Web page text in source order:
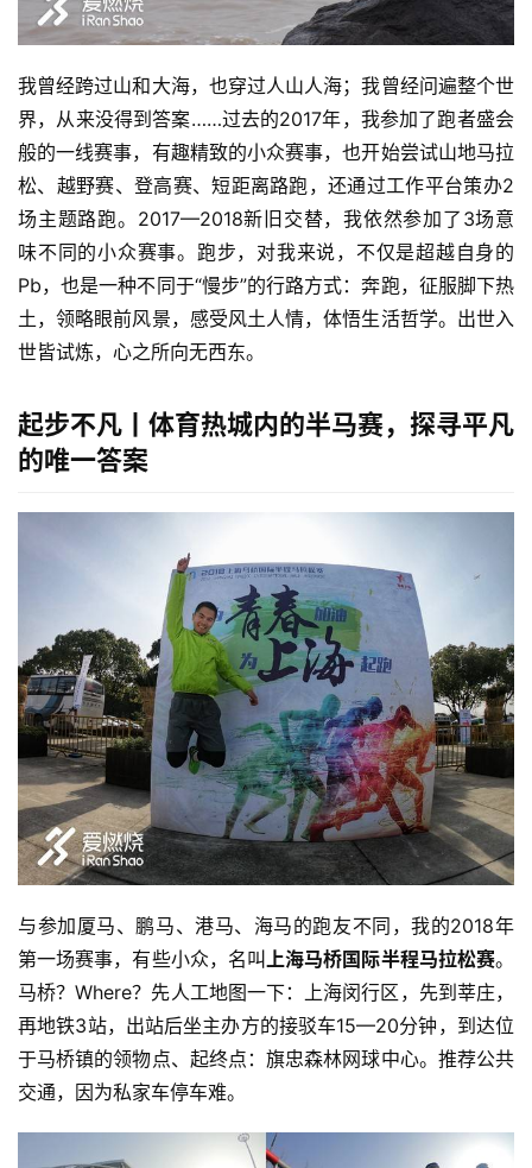
我曾经跨过山和大海，也穿过人山人海；我曾经问遍整个世
界，从来没得到答案……过去的2017年，我参加了跑者盛会
般的一线赛事，有趣精致的小众赛事，也开始尝试山地马拉
松、越野赛、登高赛、短距离路跑，还通过工作平台策办2
场主题路跑。2017—2018新旧交替，我依然参加了3场意
味不同的小众赛事。跑步，对我来说，不仅是超越自身的
Pb，也是一种不同于“慢步”的行路方式：奔跑，征服脚下热
土，领略眼前风景，感受风土人情，体悟生活哲学。出世入
世皆试炼，心之所向无西东。
起步不凡
体育热城内的半马赛，探寻平凡
的唯一答案
与参加厦马、鹏马、港马、海马的跑友不同，我的2018年
第一场赛事，有些小众，名叫 上海马桥国际半程马拉松赛。
马桥？Where？先人工地图一下：上海闵行区，先到莘庄，
再地铁3站，出站后坐主办方的接驳车15—20分钟，到达位
于马桥镇的领物点、起终点：旗忠森林网球中心。推荐公共
交通，因为私家车停车难。